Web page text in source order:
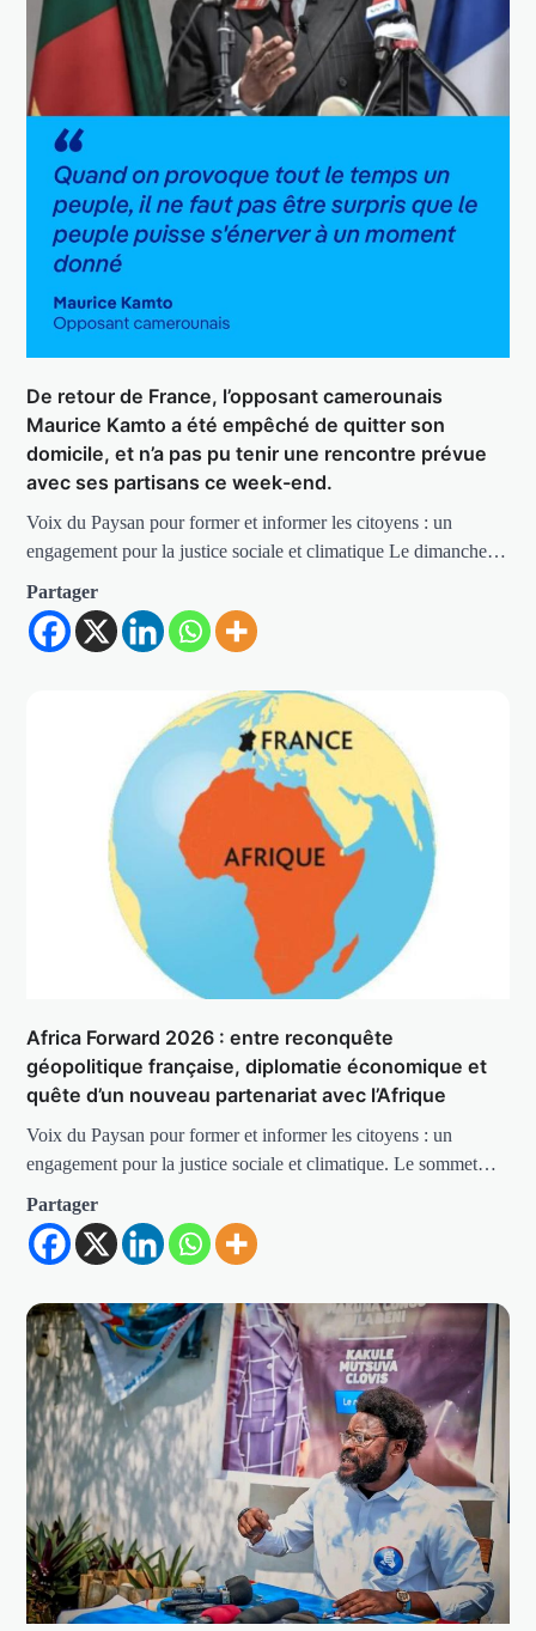
De retour de France, l’opposant camerounais
Maurice Kamto a été empêché de quitter son
domicile, et n’a pas pu tenir une rencontre prévue
avec ses partisans ce week-end.
Voix du Paysan pour former et informer les citoyens : un
engagement pour la justice sociale et climatique Le dimanche…
Partager
Africa Forward 2026 : entre reconquête
géopolitique française, diplomatie économique et
quête d’un nouveau partenariat avec l’Afrique
Voix du Paysan pour former et informer les citoyens : un
engagement pour la justice sociale et climatique. Le sommet…
Partager